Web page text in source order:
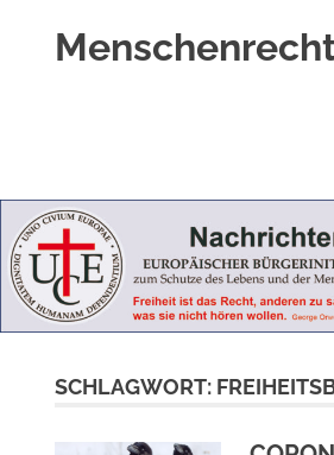
Geborene
wie
für
Ungeborene
SCHLAGWORT: